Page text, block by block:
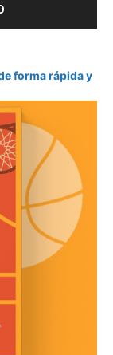
forma rápida y